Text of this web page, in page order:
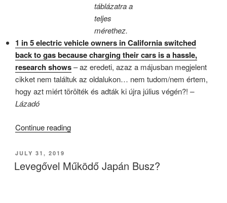
táblázatra a
teljes
mérethez.
1 in 5 electric vehicle owners in California switched
back to gas because charging their cars is a hassle,
research shows– az eredeti, azaz a májusban megjelent
cikket nem találtuk az oldalukon… nem tudom/nem értem,
hogy azt miért törölték és adták ki újra július végén?! –
Lázadó
Continue reading“FV003
Elektromos
POSTED
ON
JULY 31, 2019
Levegővel Működő Japán Busz?